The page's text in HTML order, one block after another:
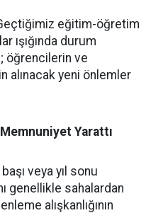
eğitim-öğretim
ışığında durum
öğrencilerin ve
alınacak yeni önlemler
Yarattı
veya yıl sonu
genellikle sahalardan
alışkanlığının